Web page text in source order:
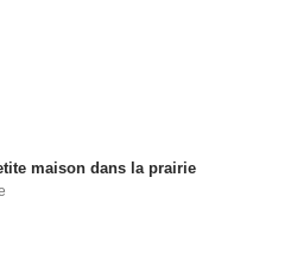
maison dans la prairie